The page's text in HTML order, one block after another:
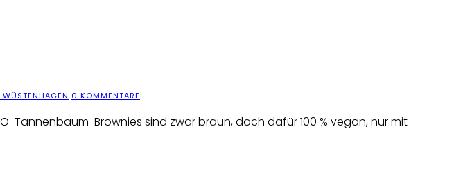
0 KOMMENTARE
Tannenbaum-Brownies sind zwar braun, doch dafür 100 % vegan, nur mit